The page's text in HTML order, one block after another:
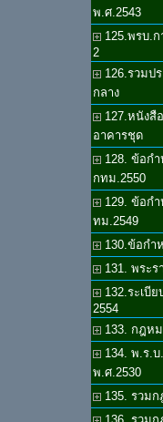
พ.ศ.2543
125.พรบ.
2
126.รวมป
กลาง
127.หนังสื
อาคารชุด
128. ข้อก
กทม.2550
129. ข้อก
ทม.2549
130.ข้อกำ
131. พระ
132.ระเบี
2554
133. กฎห
134. พ.ร.
พ.ศ.2530
135. รวม